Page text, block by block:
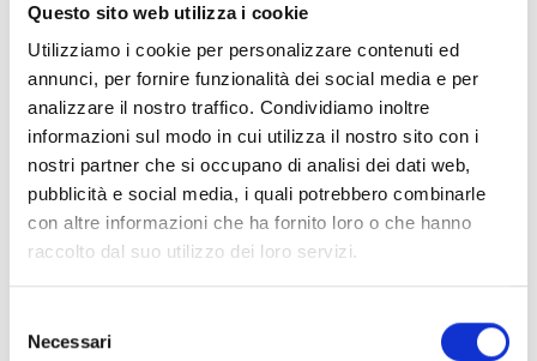
Questo sito web utilizza i cookie
Utilizziamo i cookie per personalizzare contenuti ed
annunci, per fornire funzionalità dei social media e per
analizzare il nostro traffico. Condividiamo inoltre
informazioni sul modo in cui utilizza il nostro sito con i
nostri partner che si occupano di analisi dei dati web,
pubblicità e social media, i quali potrebbero combinarle
con altre informazioni che ha fornito loro o che hanno
raccolto dal suo utilizzo dei loro servizi.
delNecessari
I canali d'acqua nei campi
Anovembre 2018, COOPI hacostruito un pozzo ed una
pompa per facilitare l’estrazione dell’acqua dal terreno.
L’intervento ha portato un gran sollievo. Tutte le
famiglie di agricoltori di Oda aspettavano questo momento
da tempo. Magalo Muhumed Sufi habeneficiato
Associazioni di Prestito e Risparmio
. Entrambe le